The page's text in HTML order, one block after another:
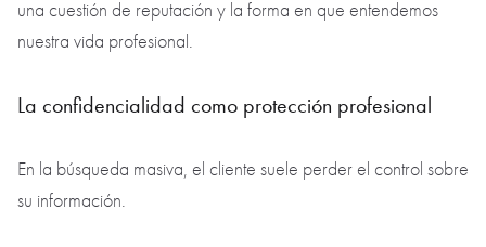
No nos limitamos a acompañar.
Filtramos, verificamos, protegemos y luchamos.